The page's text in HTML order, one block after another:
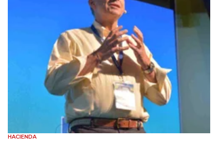
HACIENDA